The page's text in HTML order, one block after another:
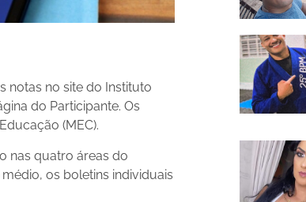
notas no site do Instituto
do Participante. Os
(MEC).
nas quatro áreas do
os boletins individuais